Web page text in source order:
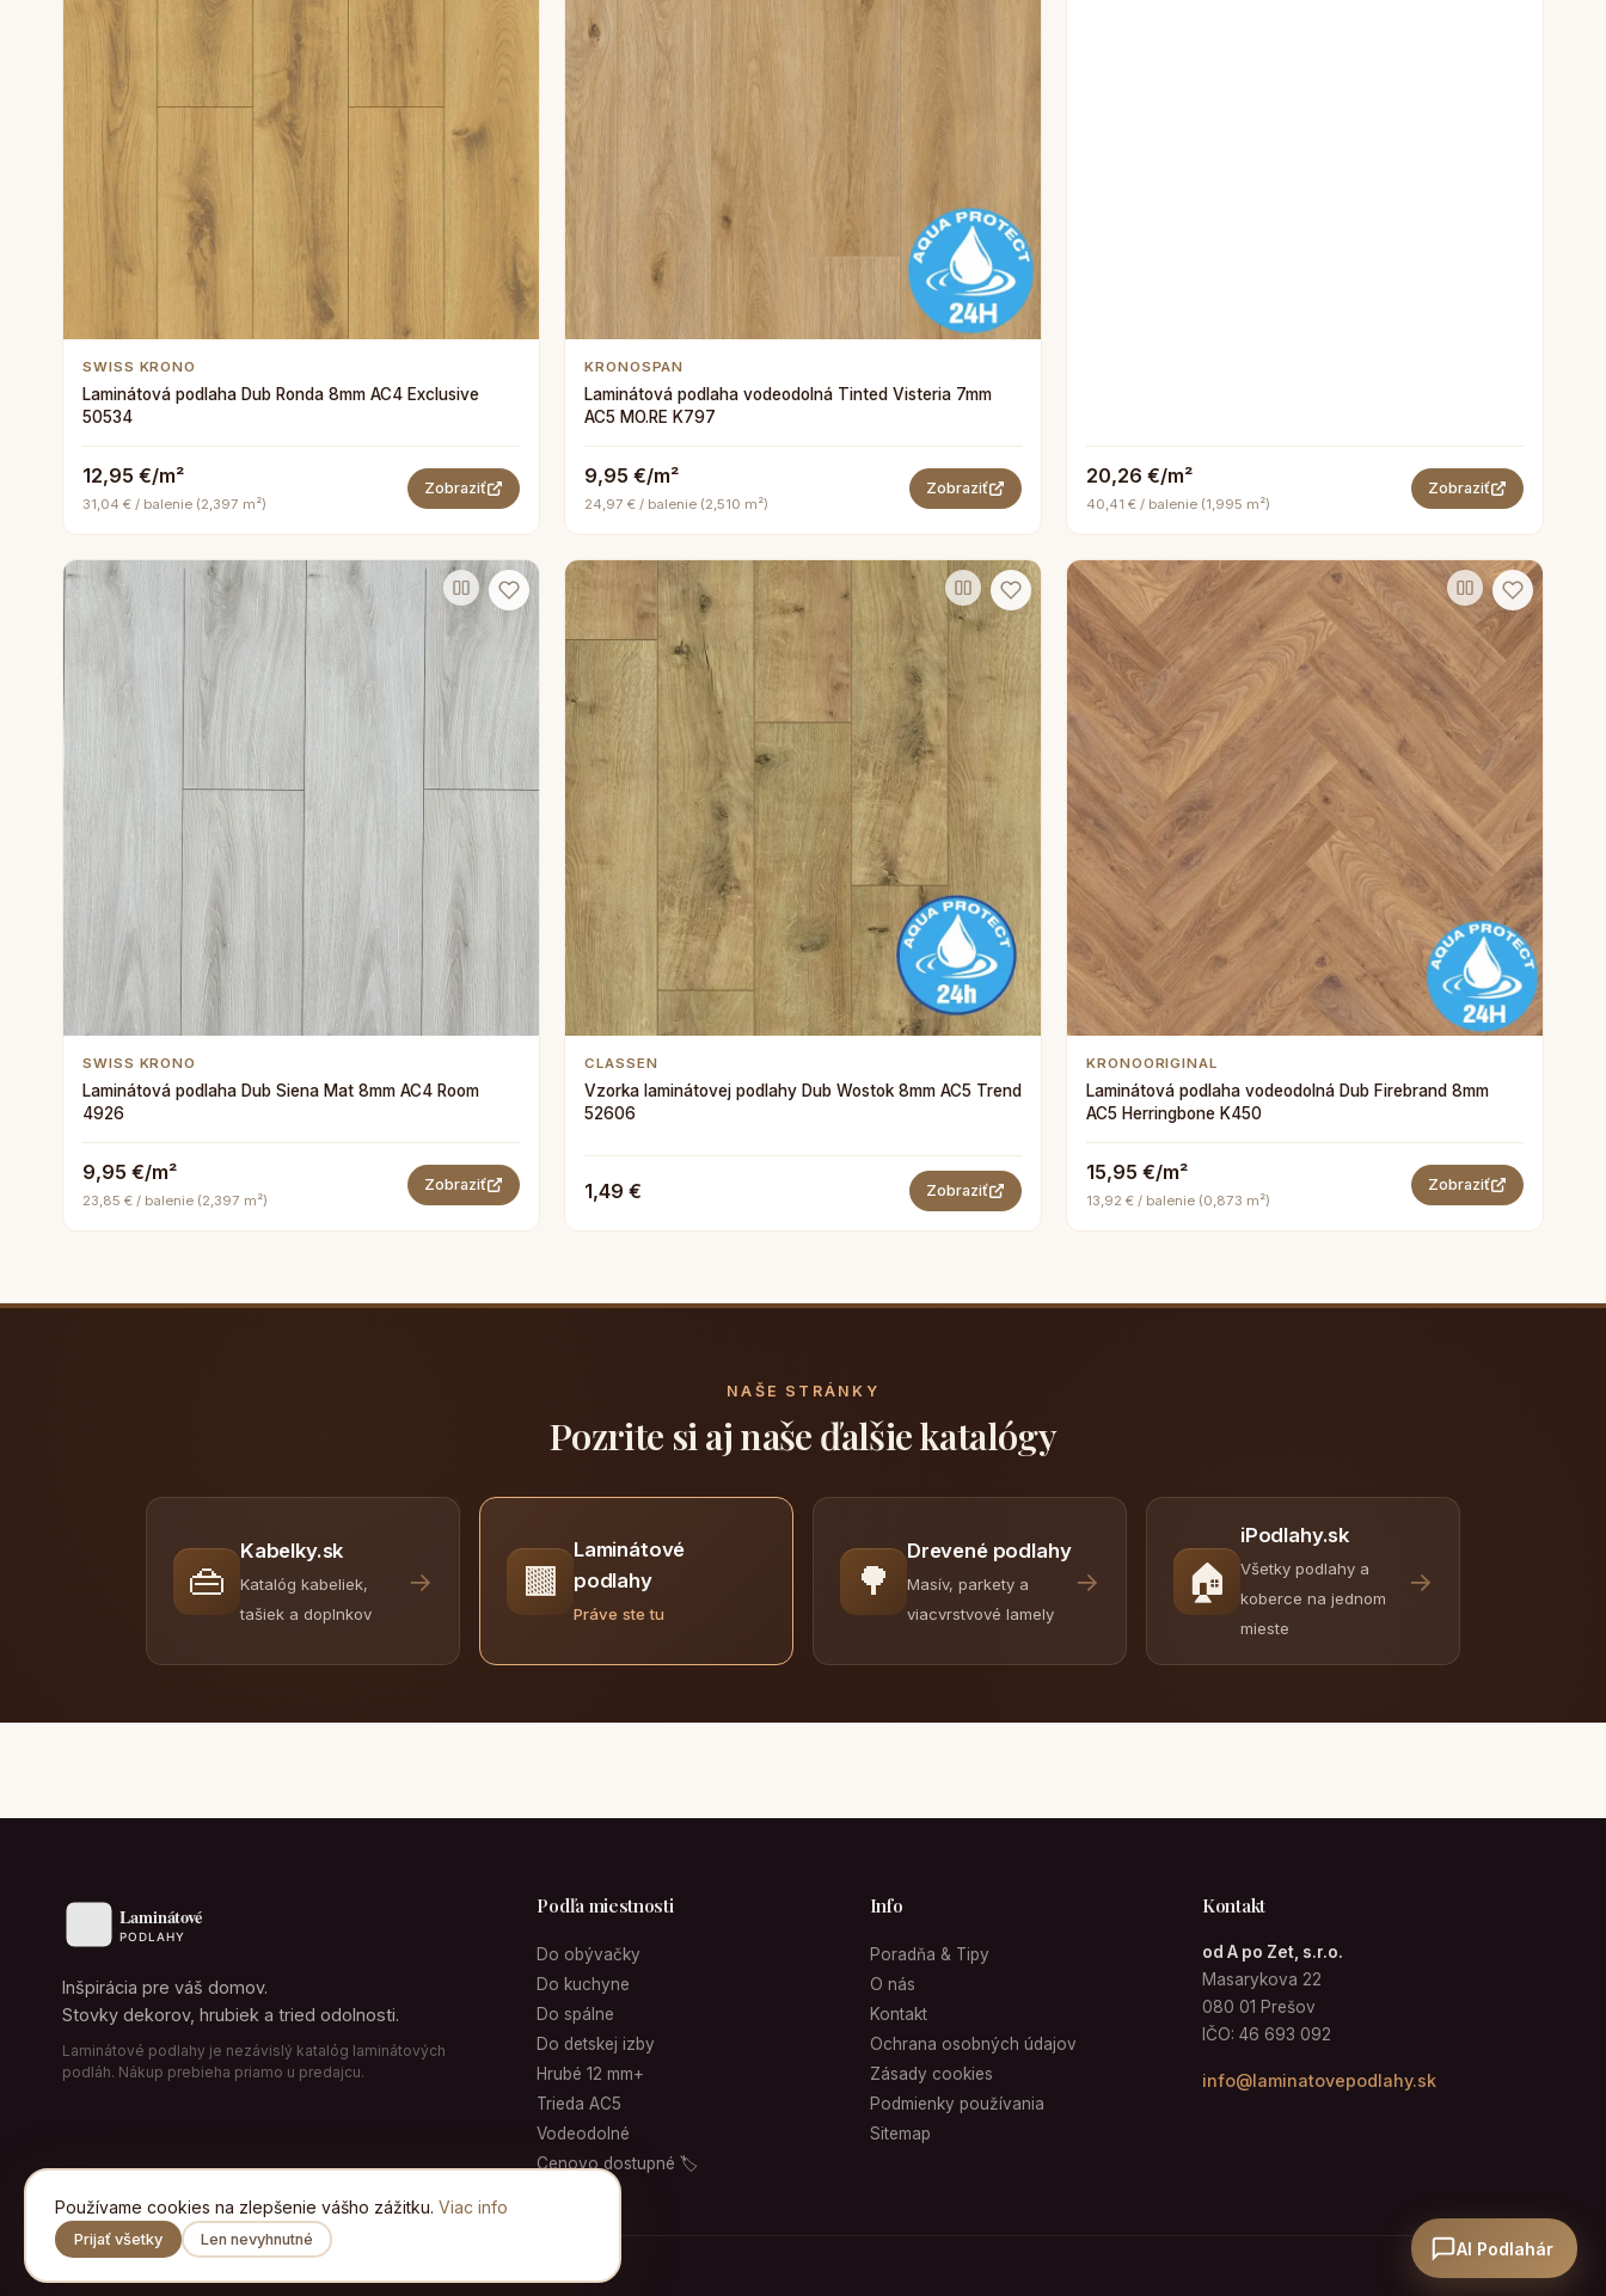
Používame cookies na zlepšenie vášho zážitku. Viac info
Prijať všetky Len nevyhnutné
SWISS KRONO
Laminátová podlaha Dub Ronda 8mm AC4 Exclusive
50534
12,95 €/m²
31,04 € / balenie (2,397 m²)
Zobraziť
KRONOSPAN
Laminátová podlaha vodeodolná Tinted Visteria 7mm
AC5 MO.RE K797
9,95 €/m²
24,97 € / balenie (2,510 m²)
Zobraziť 20,26 €/m²
40,41 € / balenie (1,995 m²)
Zobraziť
SWISS KRONO
Laminátová podlaha Dub Siena Mat 8mm AC4 Room
4926
9,95 €/m²
23,85 € / balenie (2,397 m²)
Zobraziť
CLASSEN
Vzorka laminátovej podlahy Dub Wostok 8mm AC5 Trend
52606
1,49 € Zobraziť
KRONOORIGINAL
Laminátová podlaha vodeodolná Dub Firebrand 8mm
AC5 Herringbone K450
15,95 €/m²
13,92 € / balenie (0,873 m²)
Zobraziť
NAŠE STRÁNKY
Pozrite si aj naše ďalšie katalógy
👜
Kabelky.sk
Katalóg kabeliek,
tašiek a doplnkov
→ 🟫
Laminátové
podlahy
Práve ste tu
🌳
Drevené podlahy
Masív, parkety a
viacvrstvové lamely
→ 🏠
iPodlahy.sk
Všetky podlahy a
koberce na jednom
mieste
→
Inšpirácia pre váš domov.
Stovky dekorov, hrubiek a tried odolnosti.
Laminátové podlahy je nezávislý katalóg laminátových
podláh. Nákup prebieha priamo u predajcu.
Podľa miestnosti
Do obývačky
Do kuchyne
Do spálne
Do detskej izby
Hrubé 12 mm+
Trieda AC5
Vodeodolné
Cenovo dostupné 🏷
Info
Poradňa & Tipy
O nás
Kontakt
Ochrana osobných údajov
Zásady cookies
Podmienky používania
Sitemap
Kontakt
od A po Zet, s.r.o.
Masarykova 22
080 01 Prešov
IČO: 46 693 092
info@laminatovepodlahy.sk
AI Podlahár